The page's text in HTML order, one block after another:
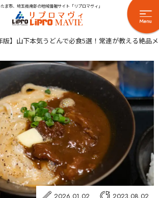
ま市、埼玉県南部の地域情報サイト「リプロマヴィ」
版】山下本気うどんで必食5選！常連が教える絶品